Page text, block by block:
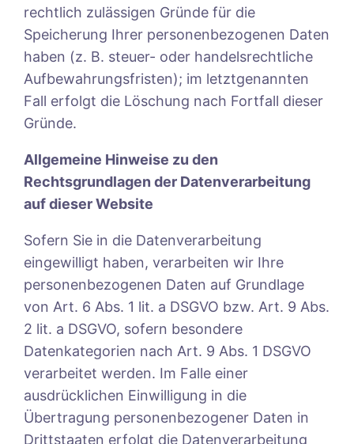
rechtlich zulässigen Gründe für die
Speicherung Ihrer personenbezogenen Daten
haben (z. B. steuer- oder handelsrechtliche
Aufbewahrungsfristen); im letztgenannten
Fall erfolgt die Löschung nach Fortfall dieser
Gründe.
Allgemeine Hinweise zu den
Rechtsgrundlagen der Datenverarbeitung
auf dieser Website
Sofern Sie in die Datenverarbeitung
eingewilligt haben, verarbeiten wir Ihre
personenbezogenen Daten auf Grundlage
von Art. 6 Abs. 1 lit. a DSGVO bzw. Art. 9 Abs.
2 lit. a DSGVO, sofern besondere
Datenkategorien nach Art. 9 Abs. 1 DSGVO
verarbeitet werden. Im Falle einer
ausdrücklichen Einwilligung in die
Übertragung personenbezogener Daten in
Drittstaaten erfolgt die Datenverarbeitung